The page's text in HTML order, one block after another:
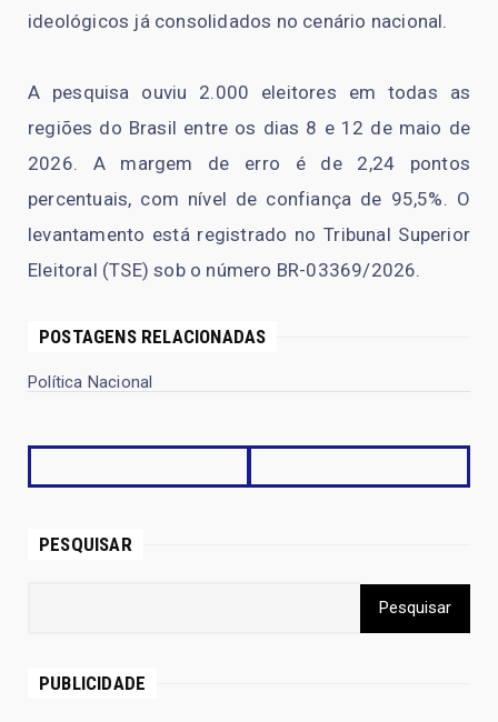
ideológicos já consolidados no cenário nacional.
A pesquisa ouviu 2.000 eleitores em todas as
regiões do Brasil entre os dias 8 e 12 de maio de
2026. A margem de erro é de 2,24 pontos
percentuais, com nível de confiança de 95,5%. O
levantamento está registrado no Tribunal Superior
Eleitoral (TSE) sob o número BR-03369/2026.
POSTAGENS RELACIONADAS
Política Nacional
PESQUISAR
PUBLICIDADE